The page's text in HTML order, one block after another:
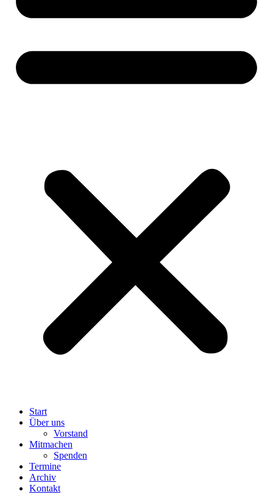
Start
Über uns
Vorstand
Mitmachen
Spenden
Termine
Archiv
Kontakt